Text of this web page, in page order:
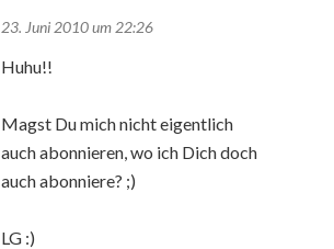
23. Juni 2010 um 22:26
Huhu!!
Magst Du mich nicht eigentlich
auch abonnieren, wo ich Dich doch
auch abonniere? ;)
LG :)